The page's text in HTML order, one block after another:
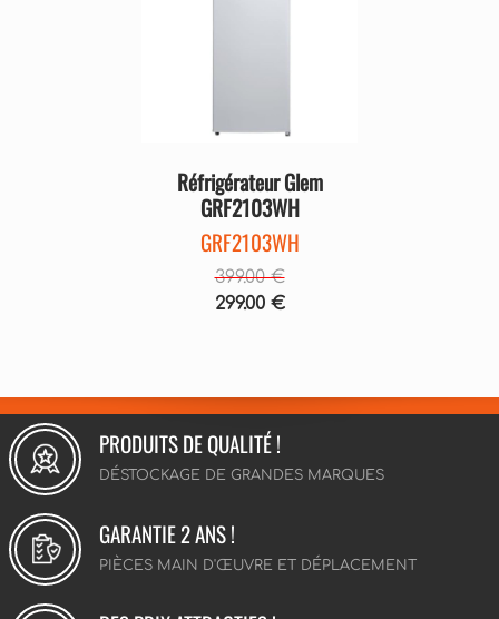
Réfrigérateur Glem
GRF2103WH
GRF2103WH
399.00 €
299.00 €
PRODUITS DE QUALITÉ !
DÉSTOCKAGE DE GRANDES MARQUES
GARANTIE 2 ANS !
PIÈCES MAIN D'ŒUVRE ET DÉPLACEMENT